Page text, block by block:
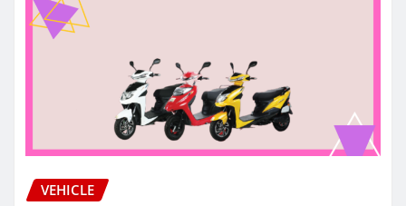
VEHICLE